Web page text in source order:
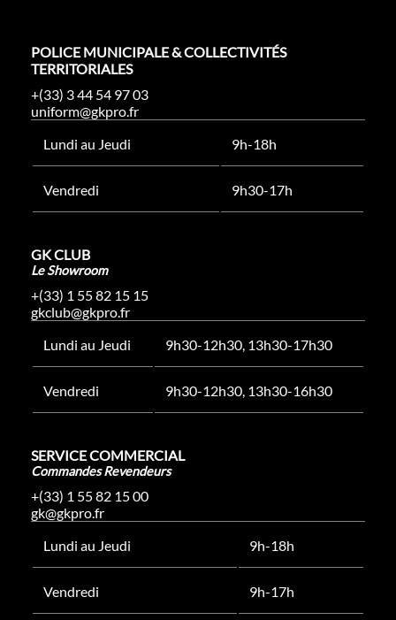
POLICE MUNICIPALE & COLLECTIVITÉS
TERRITORIALES
+(33) 3 44 54 97 03
uniform@gkpro.fr
Lundi au Jeudi
9h-18h
Vendredi 9h30-17h
GK CLUB
Le Showroom
+(33) 1 55 82 15 15
gkclub@gkpro.fr
Lundi au Jeudi
9h30-12h30, 13h30-17h30
Vendredi 9h30-12h30, 13h30-16h30
SERVICE COMMERCIAL
Commandes Revendeurs
+(33) 1 55 82 15 00
gk@gkpro.fr
Lundi au Jeudi
9h-18h
Vendredi 9h-17h